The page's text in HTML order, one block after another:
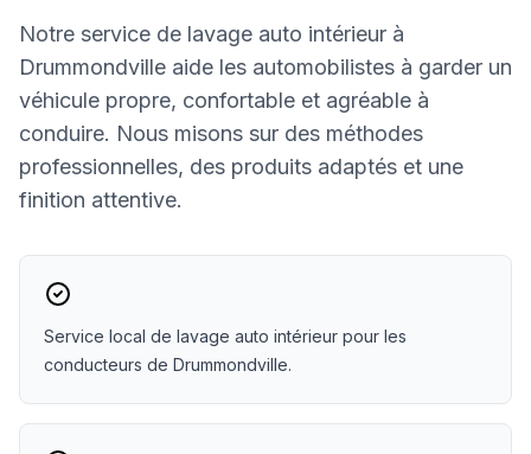
Notre service de lavage auto intérieur à
Drummondville aide les automobilistes à garder un
véhicule propre, confortable et agréable à
conduire. Nous misons sur des méthodes
professionnelles, des produits adaptés et une
finition attentive.
Service local de lavage auto intérieur pour les
conducteurs de Drummondville.